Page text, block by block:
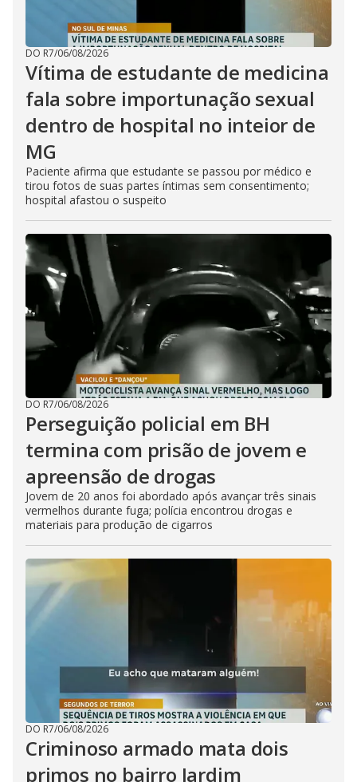
DO R7/06/08/2026
Vítima de estudante de medicina
fala sobre importunação sexual
dentro de hospital no inteior de
MG
Paciente afirma que estudante se passou por médico e
tirou fotos de suas partes íntimas sem consentimento;
hospital afastou o suspeito
DO R7/06/08/2026
Perseguição policial em BH
termina com prisão de jovem e
apreensão de drogas
Jovem de 20 anos foi abordado após avançar três sinais
vermelhos durante fuga; polícia encontrou drogas e
materiais para produção de cigarros
DO R7/06/08/2026
Criminoso armado mata dois
primos no bairro Jardim